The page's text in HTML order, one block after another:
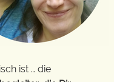
ist … die